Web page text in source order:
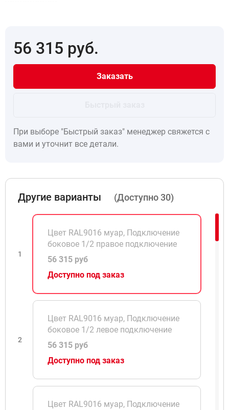
Бренд:
56 315 руб.
Заказать
При выборе "Быстрый заказ" менеджер свяжется с
вами и уточнит все детали.
Другие варианты (Доступно 30)
1
Цвет RAL9016 муар, Подключение
боковое 1/2 правое подключение
56 315 руб
Доступно под заказ
2
Цвет RAL9016 муар, Подключение
боковое 1/2 левое подключение
56 315 руб
Доступно под заказ
Цвет RAL9016 муар, Подключение